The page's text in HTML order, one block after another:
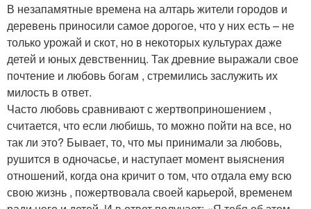
В незапамятные времена на алтарь жители городов и
деревень приносили самое дорогое, что у них есть – не
только урожай и скот, но в некоторых культурах даже
детей и юных девственниц. Так древние выражали свое
почтение и любовь богам , стремились заслужить их
милость в ответ.
Часто любовь сравнивают с жертвоприношением ,
считается, что если любишь, то можно пойти на все, но
так ли это? Бывает, то, что мы принимали за любовь,
рушится в одночасье, и наступает момент выяснения
отношений, когда она кричит о том, что отдала ему всю
свою жизнь , пожертвовала своей карьерой, временем